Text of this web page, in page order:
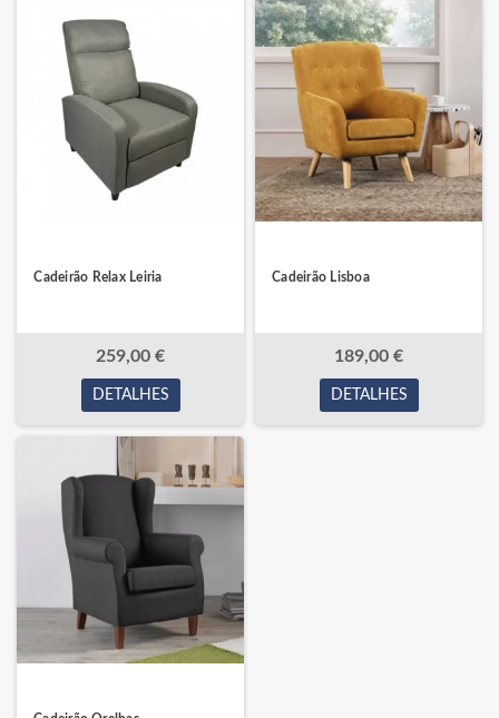
Cadeirão Relax Leiria
259,00 €
DETALHES
Cadeirão Lisboa
189,00 €
DETALHES